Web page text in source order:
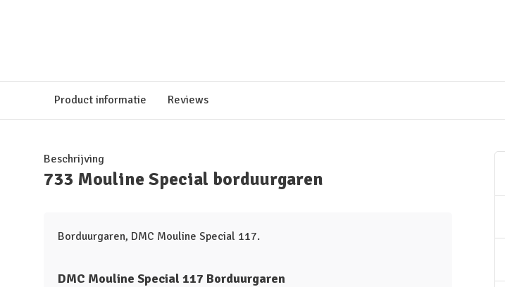
Product informatie Reviews
Beschrijving
733 Mouline Special borduurgaren
Borduurgaren, DMC Mouline Special 117.
DMC Mouline Special 117 Borduurgaren